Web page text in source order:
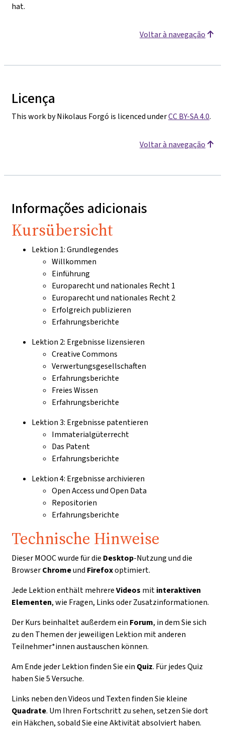
hat.
Voltar à navegação
Licença
This work by Nikolaus Forgó is licenced underCC BY-SA 4.0.
Voltar à navegação
Informações adicionais
Kursübersicht
Lektion 1: Grundlegendes
Willkommen
Einführung
Europarecht und nationales Recht 1
Europarecht und nationales Recht 2
Erfolgreich publizieren
Erfahrungsberichte
Lektion 2: Ergebnisse lizensieren
Creative Commons
Verwertungsgesellschaften
Erfahrungsberichte
Freies Wissen
Erfahrungsberichte
Lektion 3: Ergebnisse patentieren
Immaterialgüterrecht
Das Patent
Erfahrungsberichte
Lektion 4: Ergebnisse archivieren
Open Access und Open Data
Repositorien
Erfahrungsberichte
Technische Hinweise
Dieser MOOC wurde für die Desktop-Nutzung und die
BrowserChromeund Firefoxoptimiert.
Jede Lektion enthält mehrereVideos mitinteraktiven
Elementen, wie Fragen, Links oder Zusatzinformationen.
Der Kurs beinhaltet außerdem ein Forum, in dem Sie sich
zu den Themen der jeweiligen Lektion mit anderen
Teilnehmer*innen austauschen können.
Am Ende jeder Lektion finden Sie ein Quiz. Für jedes Quiz
haben Sie 5 Versuche.
Links neben den Videos und Texten finden Sie kleine
Quadrate. Um Ihren Fortschritt zu sehen, setzen Sie dort
ein Häkchen, sobald Sie eine Aktivität absolviert haben.